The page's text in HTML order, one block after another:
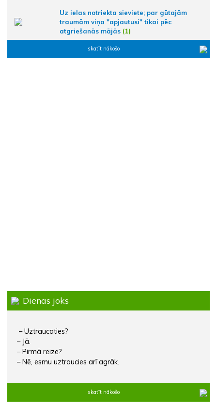
Uz ielas notriekta sieviete; par gūtajām
traumām viņa "apjautusi" tikai pēc
atgriešanās mājās (1)
skatīt nākošo
Dienas joks
– Uztraucaties?
– Jā.
– Pirmā reize?
– Nē, esmu uztraucies arī agrāk.
skatīt nākošo